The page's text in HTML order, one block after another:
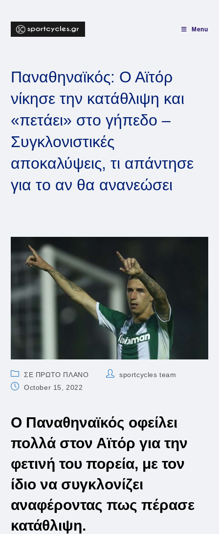
content
Menu
Παναθηναϊκός: Ο Αϊτόρ
νίκησε την κατάθλιψη και
«πετάει» στο γήπεδο –
Συγκλονιστικές
αποκαλύψεις, τι απάντησε
για το αν θα ανανεώσει
Post
category:
ΣΕ ΠΡΩΤΟ ΠΛΑΝΟ
Postsportcycles team
PostOctober 15, 2022
Ο Παναθηναϊκός οφείλει
πολλά στον Αϊτόρ για την
φετινή του πορεία, με τον
ίδιο να συγκλονίζει
αναφέροντας πως πέρασε
κατάθλιψη.